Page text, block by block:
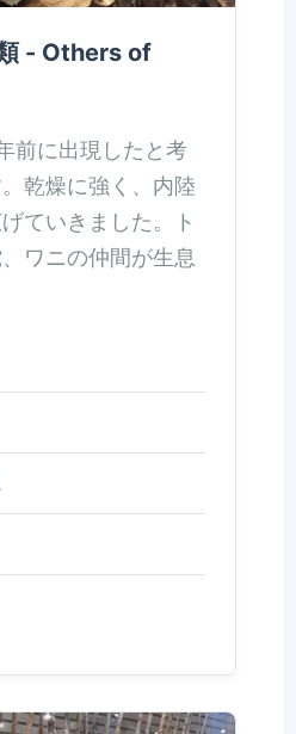
- Others of
前に出現したと考
乾燥に強く、内陸
ていきました。ト
ワニの仲間が生息